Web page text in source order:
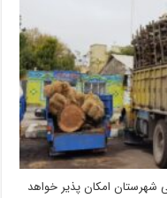
شهرستان امکان پذیر خواهد